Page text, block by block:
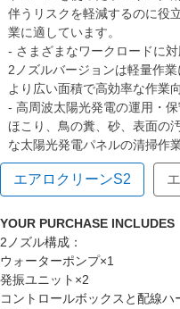
伴うリスクを軽減するのに役
業に適しています。
- さまざまなワークロードに対
2ノズルバージョンは軽量作
より広い面積で高効率な作業
- 高周波太陽光発電の運用・保
ほこり、鳥の糞、砂、表面の
な太陽光発電パネルの清掃作
エアロクリーンS2
YOUR PURCHASE INCLUDES
2ノズル構成：
ウォーターポンプ×1
発振ユニット×2
コントロールボックスと配線ハ